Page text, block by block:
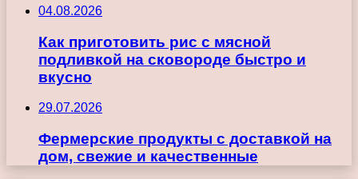
04.08.2026
Как приготовить рис с мясной
подливкой на сковороде быстро и
вкусно
29.07.2026
Фермерские продукты с доставкой на
дом, свежие и качественные